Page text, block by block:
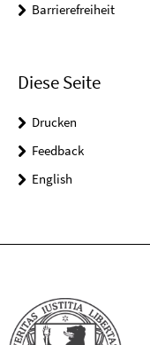
Barrierefreiheit
Diese Seite
Drucken
Feedback
English